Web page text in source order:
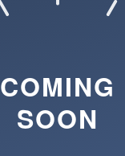
COMING
SOON